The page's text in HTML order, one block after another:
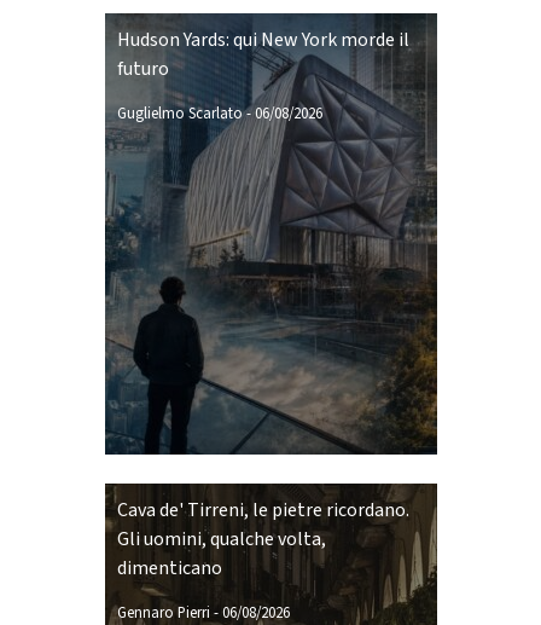
Hudson Yards: qui New York morde il
futuro
Guglielmo Scarlato-06/08/2026
Cava de' Tirreni, le pietre ricordano.
Gli uomini, qualche volta,
dimenticano
Gennaro Pierri -06/08/2026